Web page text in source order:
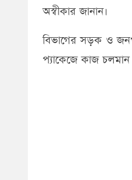
অস্বীকার জানান।
বিভাগের সড়ক ও
প্যাকেজে কাজ চলমান